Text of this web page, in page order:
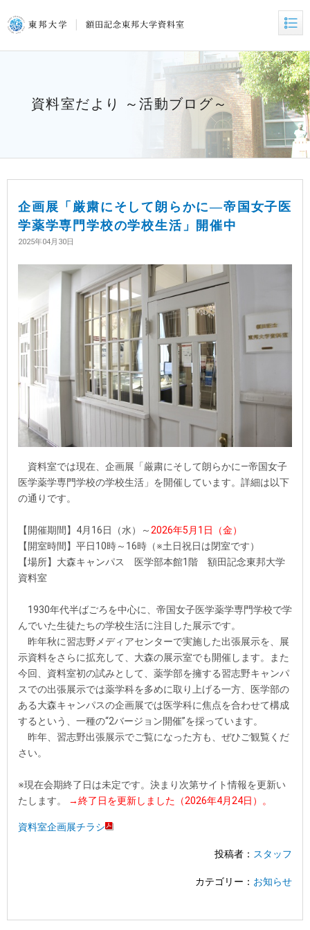
資料室だより ～活動ブログ～
企画展「厳粛にそして朗らかに—帝国女子医
学薬学専門学校の学校生活」開催中
2025年04月30日
資料室では現在、企画展「厳粛にそして朗らかに—帝国女子
医学薬学専門学校の学校生活」を開催しています。詳細は以下
の通りです。
【開催期間】4月16日（水）～ 2026年5月1日（金）
【開室時間】平日10時～16時（※土日祝日は閉室です）
【場所】大森キャンパス 医学部本館1階 額田記念東邦大学
資料室
1930年代半ばごろを中心に、帝国女子医学薬学専門学校で学
んでいた生徒たちの学校生活に注目した展示です。
昨年秋に習志野メディアセンターで実施した出張展示を、展
示資料をさらに拡充して、大森の展示室でも開催します。また
今回、資料室初の試みとして、薬学部を擁する習志野キャンパ
スでの出張展示では薬学科を多めに取り上げる一方、医学部の
ある大森キャンパスの企画展では医学科に焦点を合わせて構成
するという、一種の“2バージョン開催”を採っています。
昨年、習志野出張展示でご覧になった方も、ぜひご観覧くだ
さい。
※現在会期終了日は未定です。決まり次第サイト情報を更新い
たします。
→終了日を更新しました（2026年4月24日）。
資料室企画展チラシ
投稿者： スタッフ
カテゴリー： お知らせ